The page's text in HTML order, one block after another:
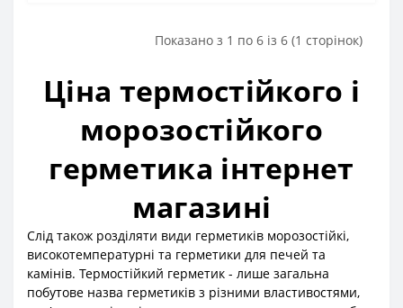
Показано з 1 по 6 із 6 (1 сторінок)
Ціна термостійкого і
морозостійкого
герметика інтернет
магазині
Слід також розділяти види герметиків морозостійкі,
високотемпературні та герметики для печей та
камінів. Термостійкий герметик - лише загальна
побутове назва герметиків з різними властивостями,